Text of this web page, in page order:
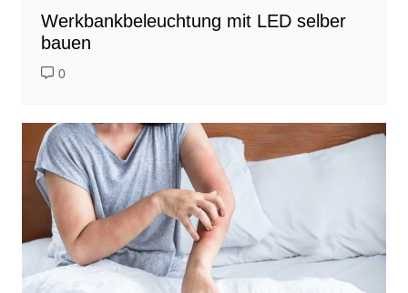
Werkbankbeleuchtung mit LED selber
bauen
0